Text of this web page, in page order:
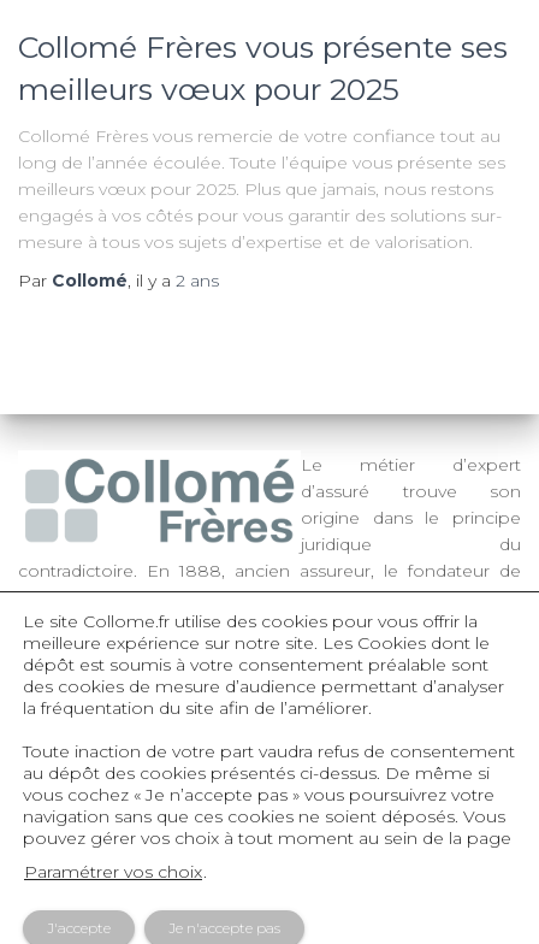
Collomé Frères vous présente ses
meilleurs vœux pour 2025
Collomé Frères vous remercie de votre confiance tout au
long de l’année écoulée. Toute l’équipe vous présente ses
meilleurs vœux pour 2025. Plus que jamais, nous restons
engagés à vos côtés pour vous garantir des solutions sur-
mesure à tous vos sujets d’expertise et de valorisation.
Par Collomé, il y a 2 ans
Le métier d’expert
d’assuré trouve son
origine dans le principe
juridique du
contradictoire. En 1888, ancien assureur, le fondateur de
Collomé Frères a décidé d’apporter son expertise aux
assurés, de la reconnaissance du sinistre à l’évaluation et à la
négociation des préjudices subis. Très dynamique, la
société toujours familiale s’est également développée dans
les domaines des estimations préalables de capitaux
valeurs vénales ou économiques.
Qui sommes-nous ? Politique de confidentialité
Contact
Le site Collome.fr utilise des cookies pour vous offrir la
meilleure expérience sur notre site. Les Cookies dont le
dépôt est soumis à votre consentement préalable sont
des cookies de mesure d’audience permettant d’analyser
la fréquentation du site afin de l’améliorer.
Toute inaction de votre part vaudra refus de consentement
au dépôt des cookies présentés ci-dessus. De même si
vous cochez « Je n’accepte pas » vous poursuivrez votre
navigation sans que ces cookies ne soient déposés. Vous
pouvez gérer vos choix à tout moment au sein de la page
Paramétrer vos choix.
J'accepte Je n'accepte pas